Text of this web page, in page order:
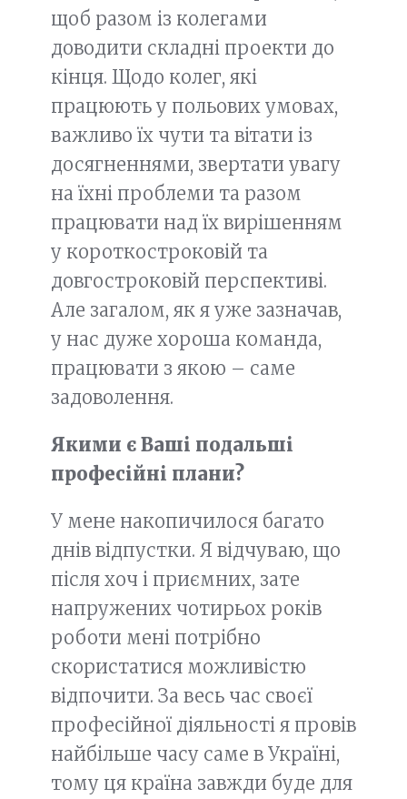
щоб разом із колегами
доводити складні проекти до
кінця. Щодо колег, які
працюють у польових умовах,
важливо їх чути та вітати із
досягненнями, звертати увагу
на їхні проблеми та разом
працювати над їх вирішенням
у короткостроковій та
довгостроковій перспективі.
Але загалом, як я уже зазначав,
у нас дуже хороша команда,
працювати з якою – саме
задоволення.
Якими є Ваші подальші
професійні плани?
У мене накопичилося багато
днів відпустки. Я відчуваю, що
після хоч і приємних, зате
напружених чотирьох років
роботи мені потрібно
скористатися можливістю
відпочити. За весь час своєї
професійної діяльності я провів
найбільше часу саме в Україні,
тому ця країна завжди буде для